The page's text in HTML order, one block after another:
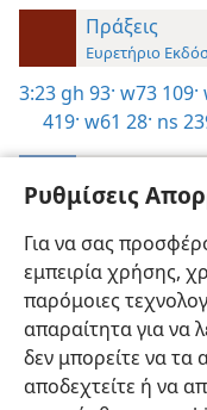
Ρυθμίσεις
Για να σας
εμπειρία χρήσης,
παρόμοιες
απαραίτητα για να
δεν μπορείτε να τα
αποδεχτείτε ή να
Πράξεις
Ευρετήριο
3:23 gh 93· w73 109·
419· w61 28· ns
Οδηγός
3:23
Ενόραση,Τόμος 2